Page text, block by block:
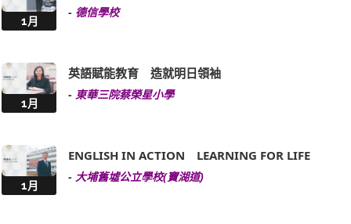
1月
- 德信學校
1月
英語賦能教育 造就明日領袖
- 東華三院蔡榮星小學
1月
ENGLISH IN ACTION LEARNING FOR LIFE
- 大埔舊墟公立學校(寶湖道)